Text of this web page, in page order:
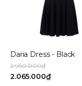
Daria Dress - Black
2.950.000₫
2.065.000₫